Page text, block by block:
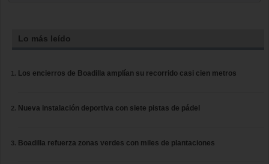
Lo más leído
Los encierros de Boadilla amplían su recorrido casi cien metros
Nueva instalación deportiva con siete pistas de pádel
Boadilla refuerza zonas verdes con miles de plantaciones